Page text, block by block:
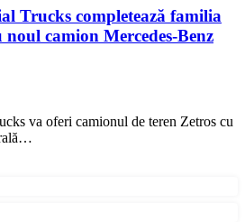
Trucks completează familia
noul camion Mercedes-Benz
va oferi camionul de teren Zetros cu